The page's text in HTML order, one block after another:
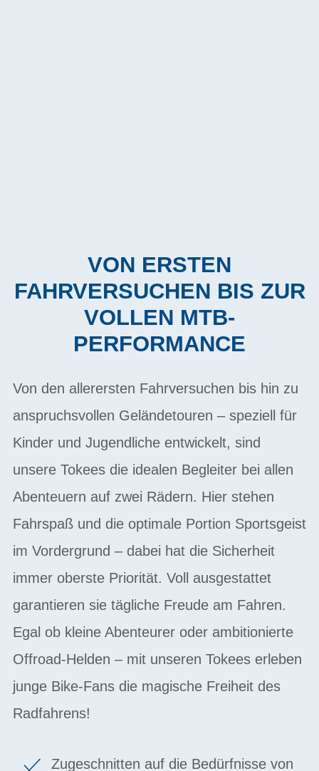
VON ERSTEN
FAHRVERSUCHEN BIS ZUR
VOLLEN MTB-
PERFORMANCE
Von den allerersten Fahrversuchen bis hin zu
anspruchsvollen Geländetouren – speziell für
Kinder und Jugendliche entwickelt, sind
unsere Tokees die idealen Begleiter bei allen
Abenteuern auf zwei Rädern. Hier stehen
Fahrspaß und die optimale Portion Sportsgeist
im Vordergrund – dabei hat die Sicherheit
immer oberste Priorität. Voll ausgestattet
garantieren sie tägliche Freude am Fahren.
Egal ob kleine Abenteurer oder ambitionierte
Offroad-Helden – mit unseren Tokees erleben
junge Bike-Fans die magische Freiheit des
Radfahrens!
Zugeschnitten auf die Bedürfnisse von